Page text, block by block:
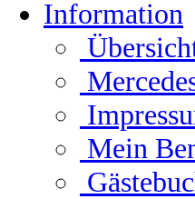
Information
Mein